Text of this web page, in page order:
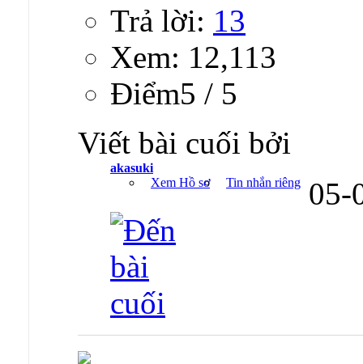
Trả lời: 13
Xem: 12,113
Ðiểm5 / 5
Viết bài cuối bởi
akasuki
Xem Hồ sơ
Tin nhắn riêng 05-